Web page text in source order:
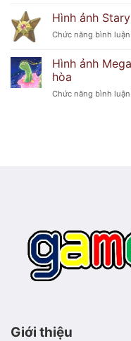
Hình ảnh
Chức năng bình
Hình ảnh
hòa
Chức năng bình
Giới thiệu